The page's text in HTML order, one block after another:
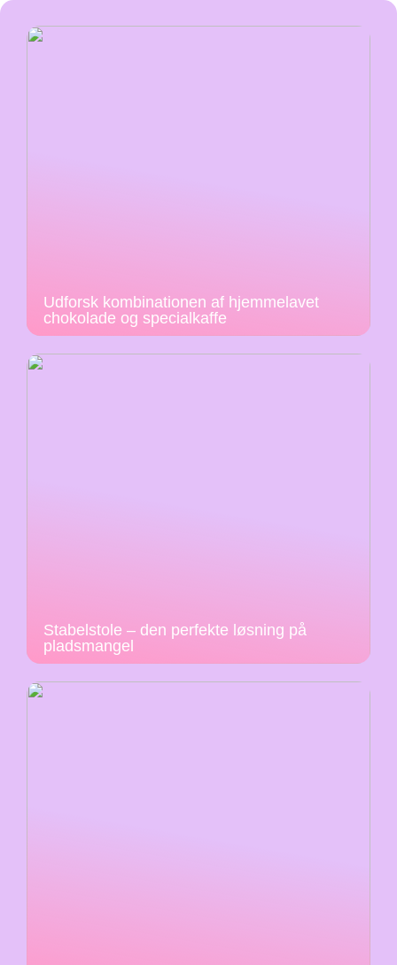
Udforsk kombinationen af hjemmelavet
chokolade og specialkaffe
Stabelstole – den perfekte løsning på
pladsmangel